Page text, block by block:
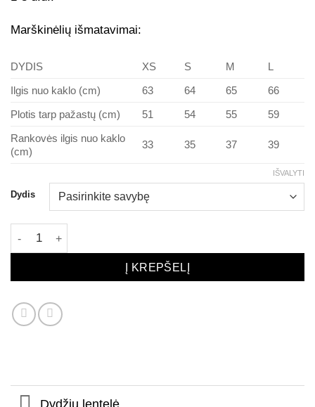
Marškinėlių išmatavimai:
DYDIS XS S M
L
Ilgis nuo kaklo (cm)
63 64 65
66
Plotis tarp pažastų (cm)
51 54 55
59
Rankovės ilgis nuo kaklo
(cm)
33 35 37 39
Dydis
IŠVALYTI
produkto kiekis: Moteriški marškinėliai BEIGE
Į KREPŠELĮ
Dydžių lentelė